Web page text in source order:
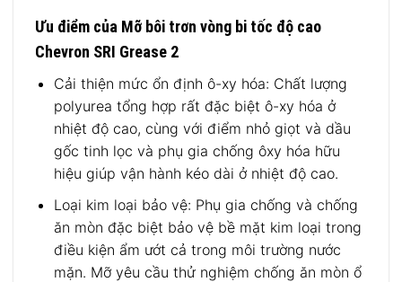
Ưu điểm của Mỡ bôi trơn vòng bi tốc độ cao
Chevron SRI Grease 2
Cải thiện mức ổn định ô-xy hóa: Chất lượng
polyurea tổng hợp rất đặc biệt ô-xy hóa ở
nhiệt độ cao, cùng với điểm nhỏ giọt và dầu
gốc tinh lọc và phụ gia chống ôxy hóa hữu
hiệu giúp vận hành kéo dài ở nhiệt độ cao.
Loại kim loại bảo vệ: Phụ gia chống và chống
ăn mòn đặc biệt bảo vệ bề mặt kim loại trong
điều kiện ẩm ướt cả trong môi trường nước
mặn. Mỡ yêu cầu thử nghiệm chống ăn mòn ổ